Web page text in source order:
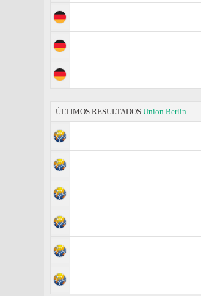
ÚLTIMOS RESULTADOS Union Berlin